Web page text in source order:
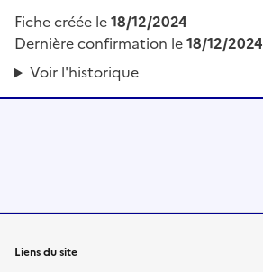
Fiche créée le18/12/2024
Dernière confirmation le18/12/2024
Voir l'historique
Liens du site